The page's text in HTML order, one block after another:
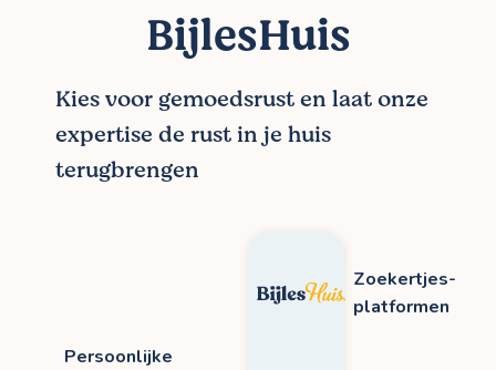
BijlesHuis
Kies voor gemoedsrust en laat onze
expertise de rust in je huis
terugbrengen
Zoekertjes-
platformen
Persoonlijke